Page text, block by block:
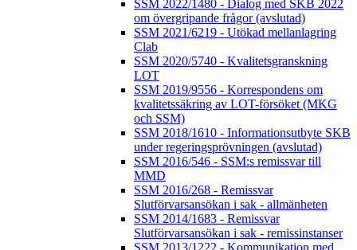
SSM 2022/1480 - Dialog med SKB 2022
om övergripande frågor (avslutad)
SSM 2021/6219 - Utökad mellanlagring
Clab
SSM 2020/5740 - Kvalitetsgranskning
LOT
SSM 2019/9556 - Korrespondens om
kvalitetssäkring av LOT-försöket (MKG
och SSM)
SSM 2018/1610 - Informationsutbyte SKB
under regeringsprövningen (avslutad)
SSM 2016/546 - SSM:s remissvar till
MMD
SSM 2016/268 - Remissvar
Slutförvarsansökan i sak - allmänheten
SSM 2014/1683 - Remissvar
Slutförvarsansökan i sak - remissinstanser
SSM 2013/1222 - Kommunikation med